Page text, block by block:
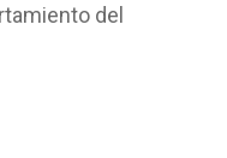
del